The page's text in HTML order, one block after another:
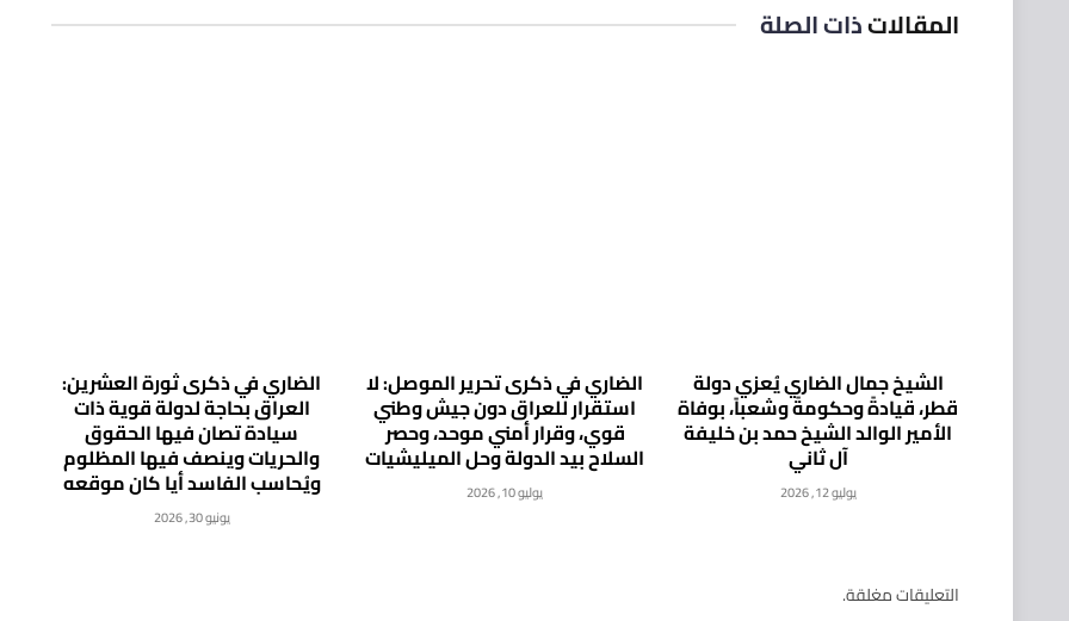
المقالاتذات الصلة
الشيخ جمال الضاري يُعزي دولة
قطر، قيادةً وحكومةً وشعباً، بوفاة
الأمير الوالد الشيخ حمد بن خليفة
آل ثاني
يوليو 12, 2026
الضاري في ذكرى تحرير الموصل: لا
استقرار للعراق دون جيش وطني
قوي، وقرار أمني موحد، وحصر
السلاح بيد الدولة وحل الميليشيات
يوليو 10, 2026
الضاري في ذكرى ثورة العشرين:
العراق بحاجة لدولة قوية ذات
سيادة تصان فيها الحقوق
والحريات وينصف فيها المظلوم
ويُحاسب الفاسد أيا كان موقعه
يونيو 30, 2026
التعليقات مغلقة.